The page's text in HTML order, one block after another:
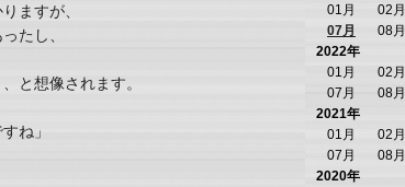
ますが、
たし、
と想像されます。
ね」
01月
02月
07月
08月
2022年
01月
02月
07月
08月
2021年
01月
02月
07月
08月
2020年